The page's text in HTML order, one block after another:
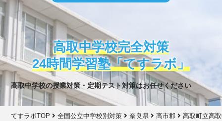
高取中学校完全対策
24時間学習塾「てすラボ」
高取中学校の授業対策・定期テスト対策はお任せください
てすラボTOP 全国公立中学校別対策 奈良県 高市郡 高取町立高